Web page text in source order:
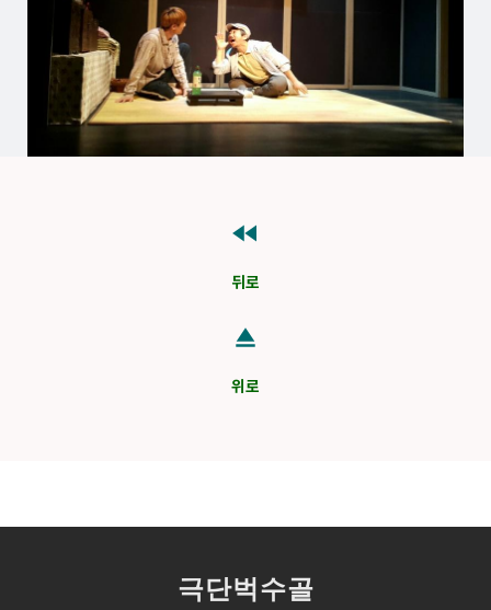
fast_rewind
뒤로
eject
위로
극단벅수골